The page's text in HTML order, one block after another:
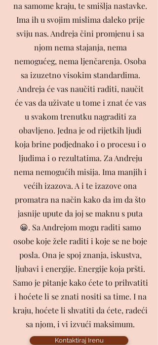
na samome kraju, te smišlja nastavke.
Ima ih u svojim mislima daleko prije
sviju nas. Andreja čini promjenu i sa
njom nema stajanja, nema
nemogućeg, nema ljenčarenja. Osoba
sa izuzetno visokim standardima.
Andreja će vas naučiti raditi, naučit
će vas da uživate u tome i znat će vas
u svakom trenutku nagraditi za
obavljeno. Jedna je od rijetkih ljudi
koja brine podjednako i o procesu i o
ljudima i o rezultatima. Za Andreju
nema nemogućih misija. Ima manjih i
većih izazova. A i te izazove ona
promatra na način kako da im da što
jasnije upute da joj se maknu s puta
😀. Sa Andrejom mogu raditi samo
osobe koje žele raditi i koje se ne boje
posla. Ona je spoj znanja, iskustva,
ljubavi i energije. Energije koja pršti.
Samo je pitanje kako ćete to prihvatiti
i hoćete li se znati nositi sa time. I na
kraju, hoćete li shvatiti da ćete, radeći
sa njom, i vi izvući maksimum.
Kontaktiraj Irenu